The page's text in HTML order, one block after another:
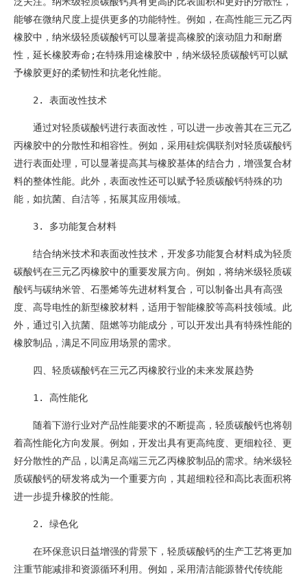
能够在微纳尺度上提供更多的功能特性。例如，在高性能三元乙丙
橡胶中，纳米级轻质碳酸钙可以显著提高橡胶的滚动阻力和耐磨
性，延长橡胶寿命;在特殊用途橡胶中，纳米级轻质碳酸钙可以赋
予橡胶更好的柔韧性和抗老化性能。
2. 表面改性技术
通过对轻质碳酸钙进行表面改性，可以进一步改善其在三元乙
丙橡胶中的分散性和相容性。例如，采用硅烷偶联剂对轻质碳酸钙
进行表面处理，可以显著提高其与橡胶基体的结合力，增强复合材
料的整体性能。此外，表面改性还可以赋予轻质碳酸钙特殊的功
能，如抗菌、自洁等，拓展其应用领域。
3. 多功能复合材料
结合纳米技术和表面改性技术，开发多功能复合材料成为轻质
碳酸钙在三元乙丙橡胶中的重要发展方向。例如，将纳米级轻质碳
酸钙与碳纳米管、石墨烯等先进材料复合，可以制备出具有高强
度、高导电性的新型橡胶材料，适用于智能橡胶等高科技领域。此
外，通过引入抗菌、阻燃等功能成分，可以开发出具有特殊性能的
橡胶制品，满足不同应用场景的需求。
四、轻质碳酸钙在三元乙丙橡胶行业的未来发展趋势
1. 高性能化
随着下游行业对产品性能要求的不断提高，轻质碳酸钙也将朝
着高性能化方向发展。例如，开发出具有更高纯度、更细粒径、更
好分散性的产品，以满足高端三元乙丙橡胶制品的需求。纳米级轻
质碳酸钙的研发将成为一个重要方向，其超细粒径和高比表面积将
进一步提升橡胶的性能。
2. 绿色化
在环保意识日益增强的背景下，轻质碳酸钙的生产工艺将更加
注重节能减排和资源循环利用。例如，采用清洁能源替代传统能